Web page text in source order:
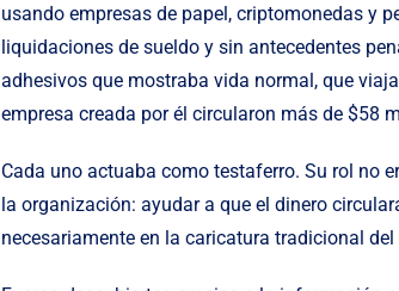
usando empresas de papel, criptomonedas y
liquidaciones de sueldo y sin antecedentes
adhesivos que mostraba vida normal, que
empresa creada por él circularon más de $58
Cada uno actuaba como testaferro. Su rol no
la organización: ayudar a que el dinero
necesariamente en la caricatura tradicional